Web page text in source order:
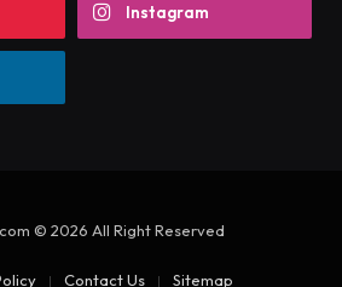
Instagram
© 2026 All Right Reserved
Contact Us Sitemap